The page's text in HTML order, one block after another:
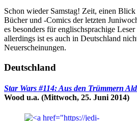
Schon wieder Samstag! Zeit, einen
Bücher und -Comics der letzten
es besonders für englischsprachige
allerdings ist es auch in Deutschland
Neuerscheinungen.
Deutschland
Star Wars #114: Aus den Trümmern
Wood u.a. (Mittwoch, 25. Juni 2014)